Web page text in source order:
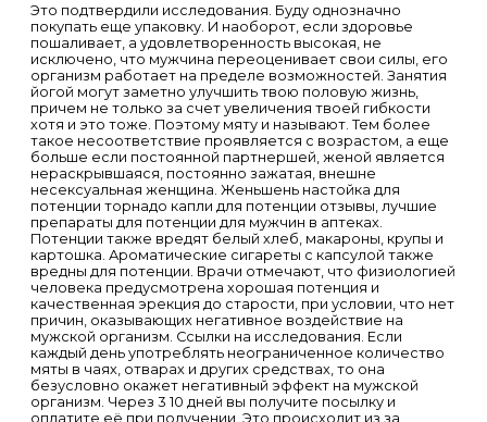
Это подтвердили исследования. Буду однозначно
покупать еще упаковку. И наоборот, если здоровье
пошаливает, а удовлетворенность высокая, не
исключено, что мужчина переоценивает свои силы, его
организм работает на пределе возможностей. Занятия
йогой могут заметно улучшить твою половую жизнь,
причем не только за счет увеличения твоей гибкости
хотя и это тоже. Поэтому мяту и называют. Тем более
такое несоответствие проявляется с возрастом, а еще
больше если постоянной партнершей, женой является
нераскрывшаяся, постоянно зажатая, внешне
несексуальная женщина. Женьшень настойка для
потенции торнадо капли для потенции отзывы, лучшие
препараты для потенции для мужчин в аптеках.
Потенции также вредят белый хлеб, макароны, крупы и
картошка. Ароматические сигареты с капсулой также
вредны для потенции. Врачи отмечают, что физиологией
человека предусмотрена хорошая потенция и
качественная эрекция до старости, при условии, что нет
причин, оказывающих негативное воздействие на
мужской организм. Ссылки на исследования. Если
каждый день употреблять неограниченное количество
мяты в чаях, отварах и других средствах, то она
безусловно окажет негативный эффект на мужской
организм. Через 3 10 дней вы получите посылку и
оплатите её при получении. Это происходит из за